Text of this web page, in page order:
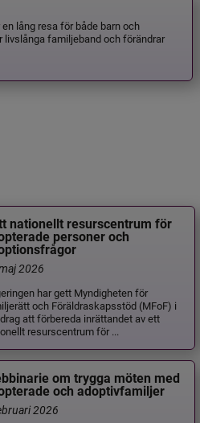
lång resa för både barn och
livslånga familjeband och förändrar
nationellt resurscentrum för
personer och
2026
har gett Myndigheten för
och Föräldraskapsstöd (MFoF) i
att förbereda inrättandet av ett
resurscentrum för ...
om trygga möten med
och adoptivfamiljer
2026